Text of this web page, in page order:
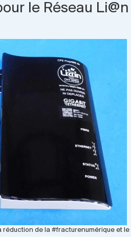
le Réseau Li@n
réduction de la #fracturenumérique et le